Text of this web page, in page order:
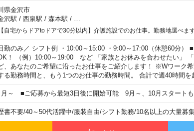
県金沢市
沢駅 / 西泉駅 / 森本駅 / …
【自宅からドアtoドアで30分以内】介護施設でのお仕事。勤務地選べま
勤のみ／ シフト例 ・10:00～15:00 ・9:00～17:00（休憩60分）
！ （例）10:00～19:00 など 「家族とお休みを合わせたい」 「
、あなたのご希望に沿ったお仕事をご紹介します！ ※Wワーク
る勤務時間と、もう1つのお仕事の勤務時間。 合計で週40時間
月～ ■ご応募から最短3日後に開始可能 9月～、10月スタートも
書不要/40～50代活躍中/服装自由/シフト勤務/10名以上の大量募